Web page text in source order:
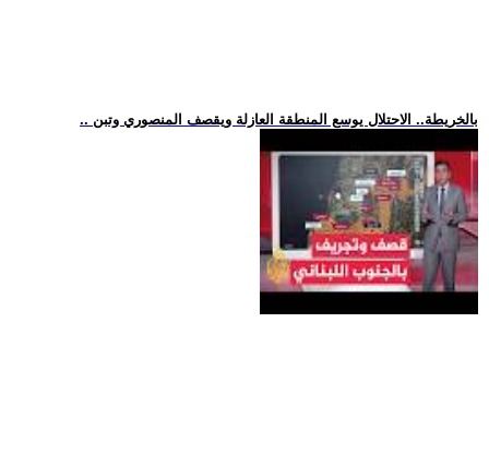
.. بالخريطة.. الاحتلال يوسع المنطقة العازلة ويقصف المنصوري وتبن